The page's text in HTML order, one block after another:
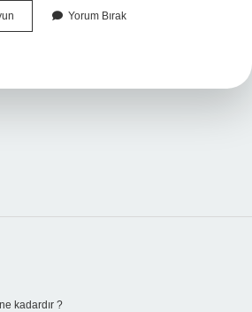
Hangi
Yorum Bırak
kadardır ?